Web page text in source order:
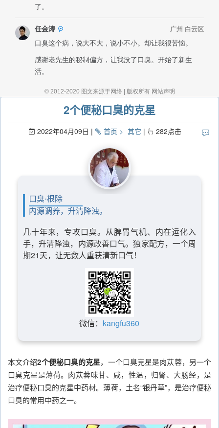
2个便秘口臭的克星
2022年04月09日 首页 其它 282点击
口臭·根除
内源调养，升清降浊。
几十年来，专攻口臭。从脾胃气机、内在运化入
手，升清降浊，内源改善口气。独家配方，一个周
期21天，让无数人重获清新口气！
微信： kangfu360
本文介绍2个便秘口臭的克星，一个口臭克星是肉苁蓉，另一个
口臭克星是薄荷。肉苁蓉味甘、咸，性温，归肾、大肠经，是
治疗便秘口臭的克星中药材。薄荷，土名“银丹草”，是治疗便秘
口臭的常用中药之一。